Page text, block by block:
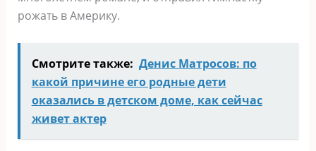
рожать в Америку.
Смотрите также: Денис Матросов: по
какой причине его родные дети
оказались в детском доме, как сейчас
живет актер